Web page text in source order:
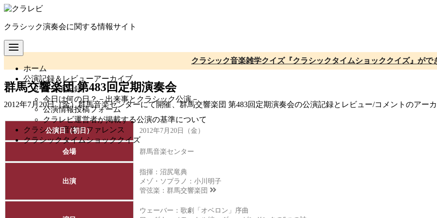
コ
テ
ン
ツ
移
動
クラシック演奏会に関する情報サイト
ホーム
公演記録＆レビューアーカイブ
全公演記録
今日は何の日？－出来事とクラシック公演－
公演情報投稿フォーム
クラレビ運営者が掲載する公演の基準について
クラシック音楽リファレンス
クラシックタイムショッククイズ
クラシック音楽雑学クイズ『クラシックタイムショッククイズ』がで
群馬交響楽団 第483回定期演奏会
2012年7月20日（金）群馬音楽センターにて開催、群馬交響楽団 第483回定期演奏会の公演記録とレビュー/コメントのアーカ
公演日（初日） 2012年7月20日（金）
会場 群馬音楽センター
出演
指揮：沼尻竜典
メゾ・ソプラノ：小川明子
管弦楽： 群馬交響楽団
ウェーバー：歌劇「オベロン」序曲